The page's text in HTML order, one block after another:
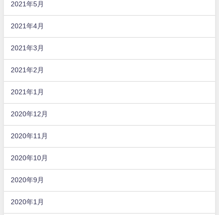
2021年5月
2021年4月
2021年3月
2021年2月
2021年1月
2020年12月
2020年11月
2020年10月
2020年9月
2020年1月